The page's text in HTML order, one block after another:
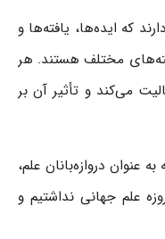
که ایده‌ها، یافته‌ها و
مختلف هستند. هر
می‌کند و تأثیر آن بر
عنوان دروازه‌بانان علم،
علم جهانی نداشتیم و